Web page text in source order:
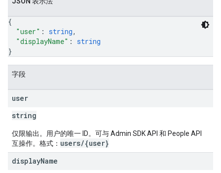
{
"user" : string,
"displayName" : string
}
字段
user
string
仅限输出。用户的唯一 ID。可与 Admin SDK API 和 People API
互操作。格式： users/{user}
displayName